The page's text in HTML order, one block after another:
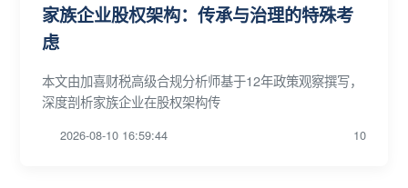
家族企业股权架构：传承与治理的特殊考
虑
本文由加喜财税高级合规分析师基于12年政策观察撰写，
深度剖析家族企业在股权架构传
2026-08-10 16:59:44 10